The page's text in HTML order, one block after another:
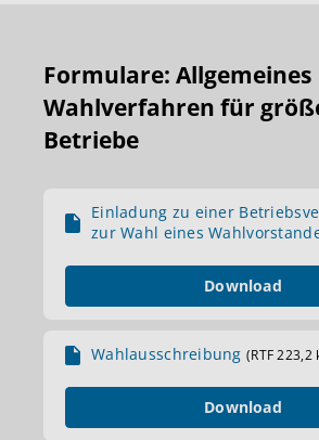
Formulare: Allgemeines
Wahlverfahren für
Betriebe
Einladung zu einer
zur Wahl eines
Download
Wahlausschreibung(RTF 223,2
Download